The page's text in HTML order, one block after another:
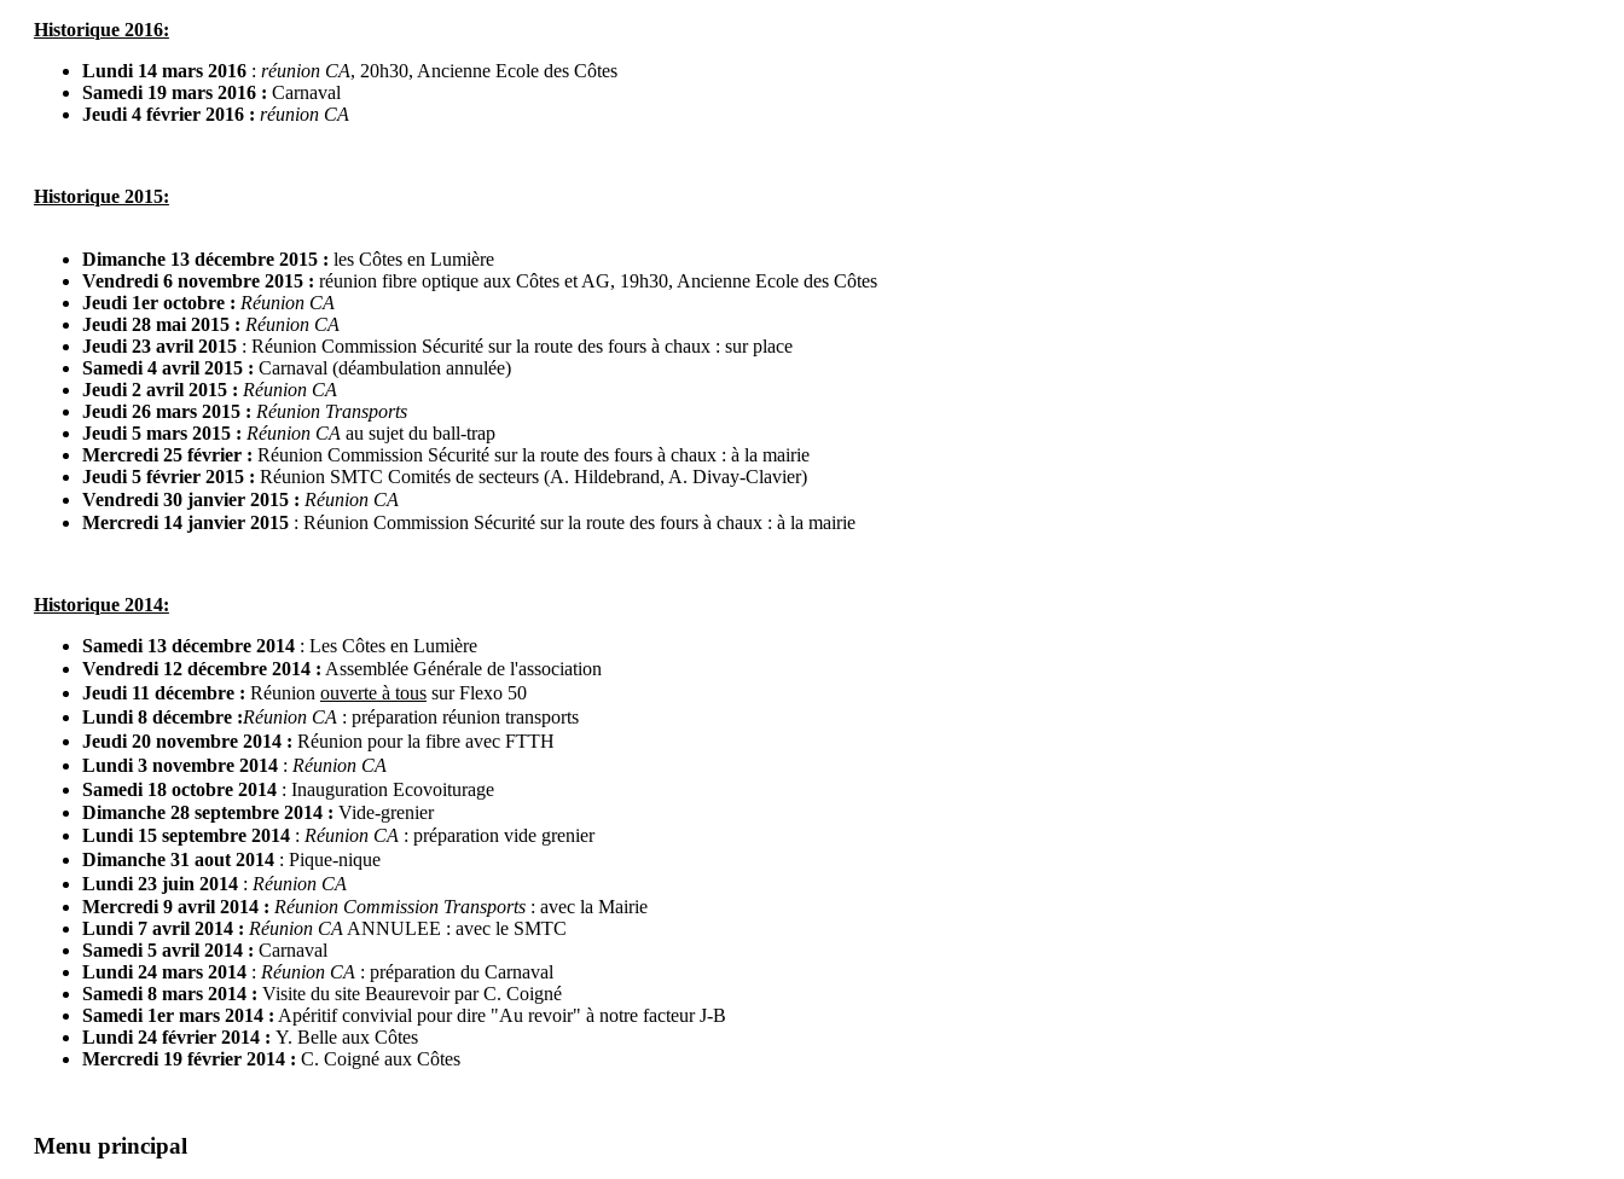
Historique 2016:
Lundi 14 mars 2016: réunion CA, 20h30, Ancienne Ecole des Côtes
Samedi 19 mars 2016 : Carnaval
Jeudi 4 février 2016 : réunion CA
Historique 2015:
Dimanche 13 décembre 2015 : les Côtes en Lumière
Vendredi 6 novembre 2015 : réunion fibre optique aux Côtes et AG, 19h30, Ancienne Ecole des Côtes
Jeudi 1er octobre : Réunion CA
Jeudi 28 mai 2015 : Réunion CA
Jeudi 23 avril 2015 : Réunion Commission Sécurité sur la route des fours à chaux : sur place
Samedi 4 avril 2015 : Carnaval (déambulation annulée)
Jeudi 2 avril 2015 : Réunion CA
Jeudi 26 mars 2015 : Réunion Transports
Jeudi 5 mars 2015 : Réunion CA au sujet du ball-trap
Mercredi 25 février : Réunion Commission Sécurité sur la route des fours à chaux : à la mairie
Jeudi 5 février 2015 : Réunion SMTC Comités de secteurs (A. Hildebrand, A. Divay-Clavier)
Vendredi 30 janvier 2015 : Réunion CA
Mercredi 14 janvier 2015 : Réunion Commission Sécurité sur la route des fours à chaux : à la mairie
Historique 2014:
Samedi 13 décembre 2014: Les Côtes en Lumière
Vendredi 12 décembre 2014 : Assemblée Générale de l'association
Jeudi 11 décembre : Réunion ouverte à toussur Flexo 50
Lundi 8 décembre :Réunion CA : préparation réunion transports
Jeudi 20 novembre 2014 : Réunion pour la fibre avec FTTH
Lundi 3 novembre 2014: Réunion CA
Samedi 18 octobre 2014 : Inauguration Ecovoiturage
Dimanche 28 septembre 2014 : Vide-grenier
Lundi 15 septembre 2014 : Réunion CA : préparation vide grenier
Dimanche 31 aout 2014 : Pique-nique
Lundi 23 juin 2014 : Réunion CA
Mercredi 9 avril 2014 : Réunion Commission Transports: avec la Mairie
Lundi 7 avril 2014 : Réunion CA ANNULEE : avec le SMTC
Samedi 5 avril 2014 : Carnaval
Lundi 24 mars 2014 : Réunion CA : préparation du Carnaval
Samedi 8 mars 2014 : Visite du site Beaurevoir par C. Coigné
Samedi 1er mars 2014 : Apéritif convivial pour dire "Au revoir" à notre facteur J-B
Lundi 24 février 2014 : Y. Belle aux Côtes
Mercredi 19 février 2014 : C. Coigné aux Côtes
Menu principal